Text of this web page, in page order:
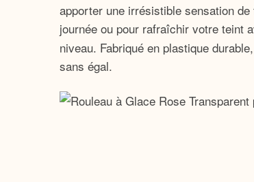
apporter une irrésistible sensation
journée ou pour rafraîchir votre teint
niveau. Fabriqué en plastique
sans égal.